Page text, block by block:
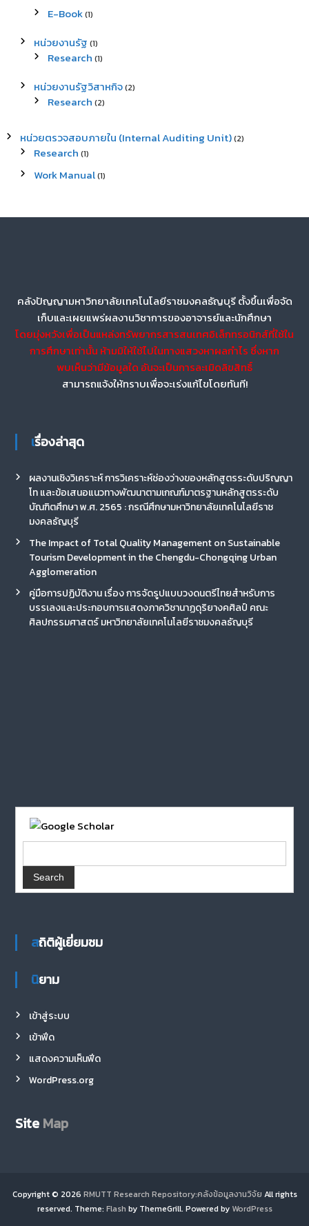
E-Book(1)
หน่วยงานรัฐ (1)
Research (1)
หน่วยงานรัฐวิสาหกิจ(2)
Research (2)
หน่วยตรวจสอบภายใน (Internal Auditing Unit)(2)
Research (1)
Work Manual(1)
คลังปัญญามหาวิทยาลัยเทคโนโลยีราชมงคลธัญบุรี ตั้งขึ้นเพื่อจัด
เก็บและเผยแพร่ผลงานวิชาการของอาจารย์และนักศึกษา
โดยมุ่งหวังเพื่อเป็นแหล่งทรัพยากรสารสนเทศอิเล็กทรอนิกส์ที่ใช้ใน
การศึกษาเท่านั้น ห้ามมิให้ใช้ไปในทางแสวงหาผลกำไร ซึ่งหาก
พบเห็นว่ามีข้อมูลใด อันจะเป็นการละเมิดลิขสิทธิ์
สามารถแจ้งให้ทราบเพื่อจะเร่งแก้ไขโดยทันที!
เรื่องล่าสุด
ผลงานเชิงวิเคราะห์ การวิเคราะห์ช่องว่างของหลักสูตรระดับปริญญา
โท และข้อเสนอแนวทางพัฒนาตามเกณฑ์มาตรฐานหลักสูตรระดับ
บัณฑิตศึกษา พ.ศ. 2565 : กรณีศึกษามหาวิทยาลัยเทคโนโลยีราช
มงคลธัญบุรี
The Impact of Total Quality Management on Sustainable
Tourism Development in the Chengdu-Chongqing Urban
Agglomeration
คู่มือการปฏิบัติงาน เรื่อง การจัดรูปแบบวงดนตรีไทยสำหรับการ
บรรเลงและประกอบการแสดงภาควิชานาฏดุริยางคศิลป์ คณะ
ศิลปกรรมศาสตร์ มหาวิทยาลัยเทคโนโลยีราชมงคลธัญบุรี
สถิติผู้เยี่ยมชม
นิยาม
เข้าสู่ระบบ
เข้าฟีด
แสดงความเห็นฟีด
WordPress.org
Site Map
Copyright © 2026 RMUTT Research Repository:คลังข้อมูลงานวิจัย All rights
reserved. Theme: Flash by ThemeGrill. Powered by WordPress